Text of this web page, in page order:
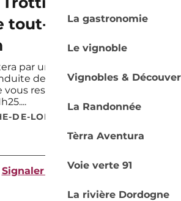
La gastronomie
Le vignoble
Vignobles &
La Randonnée
Tèrra Aventura
Voie verte 91
La rivière Dordogne
tout-terrain | Lac
par un briefing et une
de la trottinette électrique
restera plus qu’à vous faire
DE-LONCHAT
Signaler une erreur